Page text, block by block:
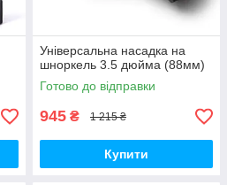
Універсальна насадка на
шноркель 3.5 дюйма (88мм)
Готово до відправки
945 ₴ 1 215 ₴
Купити